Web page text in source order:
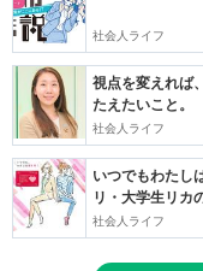
社会人ライフ
視点を変えれば
たえたいこと。
社会人ライフ
いつでもわたし
リ・大学生リカ
社会人ライフ